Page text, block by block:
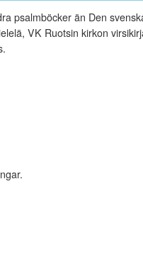
psalmböcker än Den
VK Ruotsin kirkon